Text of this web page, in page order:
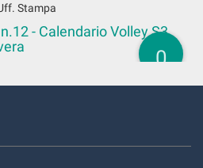
Stampa
0
- Calendario Volley S3